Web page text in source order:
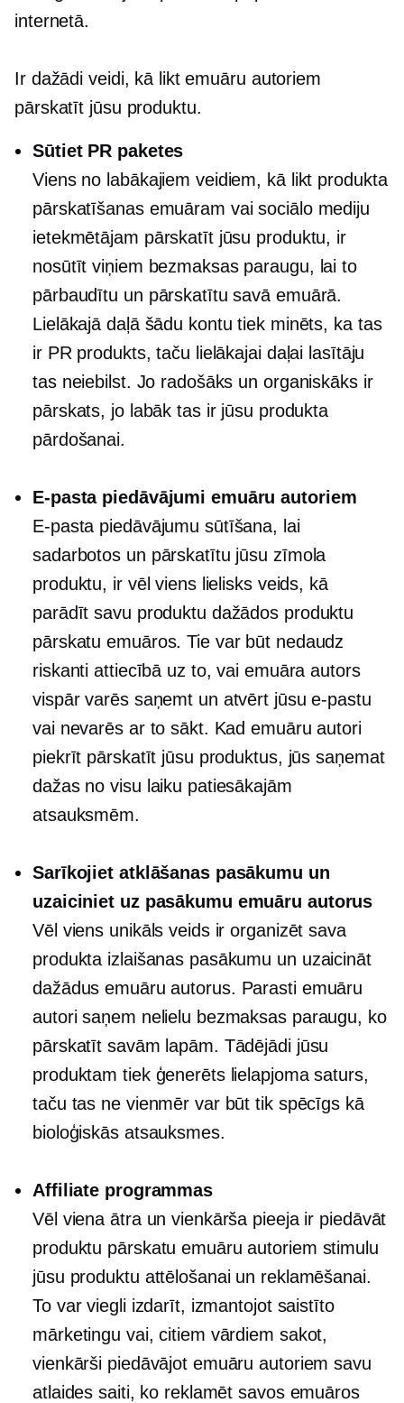
internetā.
Ir dažādi veidi, kā likt emuāru autoriem
pārskatīt jūsu produktu.
Sūtiet PR paketes
Viens no labākajiem veidiem, kā likt produkta
pārskatīšanas emuāram vai sociālo mediju
ietekmētājam pārskatīt jūsu produktu, ir
nosūtīt viņiem bezmaksas paraugu, lai to
pārbaudītu un pārskatītu savā emuārā.
Lielākajā daļā šādu kontu tiek minēts, ka tas
ir PR produkts, taču lielākajai daļai lasītāju
tas neiebilst. Jo radošāks un organiskāks ir
pārskats, jo labāk tas ir jūsu produkta
pārdošanai.
E-pasta piedāvājumi emuāru autoriem
E-pasta piedāvājumu sūtīšana, lai
sadarbotos un pārskatītu jūsu zīmola
produktu, ir vēl viens lielisks veids, kā
parādīt savu produktu dažādos produktu
pārskatu emuāros. Tie var būt nedaudz
riskanti attiecībā uz to, vai emuāra autors
vispār varēs saņemt un atvērt jūsu e-pastu
vai nevarēs ar to sākt. Kad emuāru autori
piekrīt pārskatīt jūsu produktus, jūs saņemat
dažas no visu laiku patiesākajām
atsauksmēm.
Sarīkojiet atklāšanas pasākumu un
uzaiciniet uz pasākumu emuāru autorus
Vēl viens unikāls veids ir organizēt sava
produkta izlaišanas pasākumu un uzaicināt
dažādus emuāru autorus. Parasti emuāru
autori saņem nelielu bezmaksas paraugu, ko
pārskatīt savām lapām. Tādējādi jūsu
produktam tiek ģenerēts lielapjoma saturs,
taču tas ne vienmēr var būt tik spēcīgs kā
bioloģiskās atsauksmes.
Affiliate programmas
Vēl viena ātra un vienkārša pieeja ir piedāvāt
produktu pārskatu emuāru autoriem stimulu
jūsu produktu attēlošanai un reklamēšanai.
To var viegli izdarīt, izmantojot saistīto
mārketingu vai, citiem vārdiem sakot,
vienkārši piedāvājot emuāru autoriem savu
atlaides saiti, ko reklamēt savos emuāros